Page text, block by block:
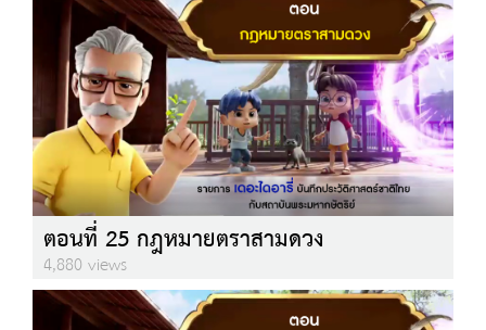
ตอนที่ 25 กฎหมายตราสามดวง
4,880 views